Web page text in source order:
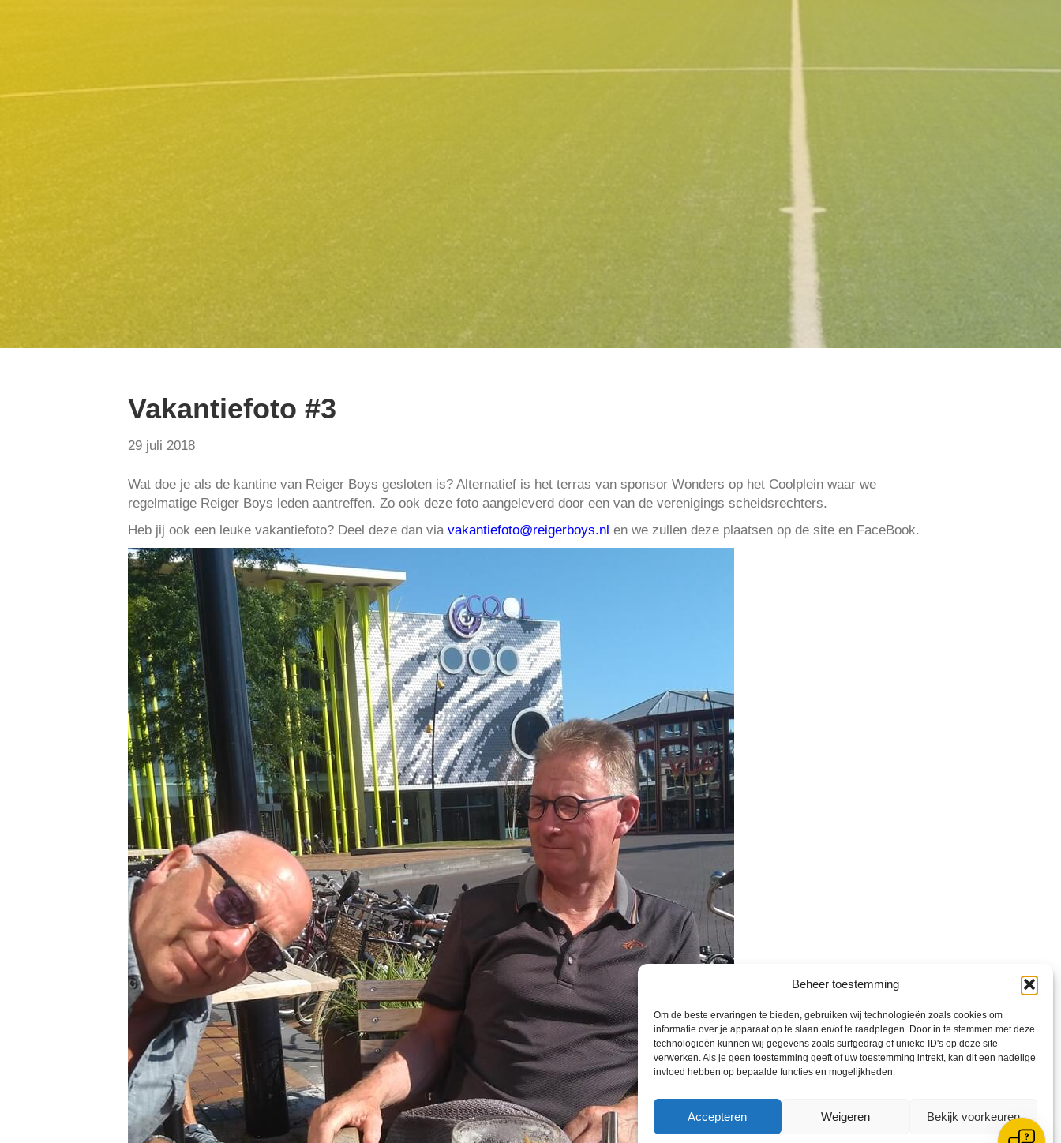
Beheer toestemming
Om de beste ervaringen te bieden, gebruiken wij technologieën zoals cookies om
informatie over je apparaat op te slaan en/of te raadplegen. Door in te stemmen met deze
technologieën kunnen wij gegevens zoals surfgedrag of unieke ID's op deze site
verwerken. Als je geen toestemming geeft of uw toestemming intrekt, kan dit een nadelige
invloed hebben op bepaalde functies en mogelijkheden.
Accepteren Weigeren Bekijk voorkeuren
Vakantiefoto #3
29 juli 2018
Wat doe je als de kantine van Reiger Boys gesloten is? Alternatief is het terras van sponsor Wonders op het Coolplein waar we
regelmatige Reiger Boys leden aantreffen. Zo ook deze foto aangeleverd door een van de verenigings scheidsrechters.
Heb jij ook een leuke vakantiefoto? Deel deze dan via vakantiefoto@reigerboys.nl en we zullen deze plaatsen op de site en FaceBook.